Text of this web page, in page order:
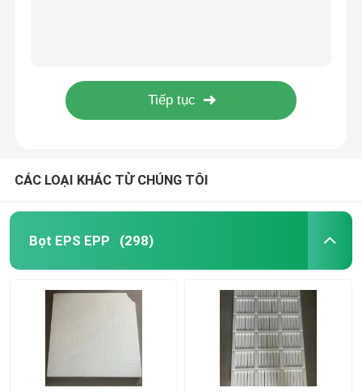
Bao bì Macaron nhựa
Khay cây con bằng nhựa
Chậu hoa nhựa
Bao bì hộp nhựa
CÁC LOẠI KHÁC TỪ CHÚNG TÔI
Bọt EPS EPP (298)